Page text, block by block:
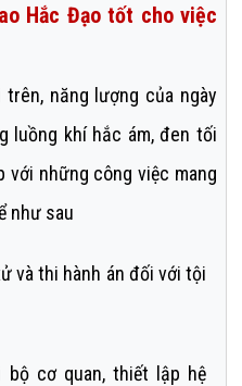
Hắc Đạo tốt cho việc
năng lượng của ngày
luồng khí hắc ám, đen tối
với những công việc mang
như sau
và thi hành án đối với tội
cơ quan, thiết lập hệ